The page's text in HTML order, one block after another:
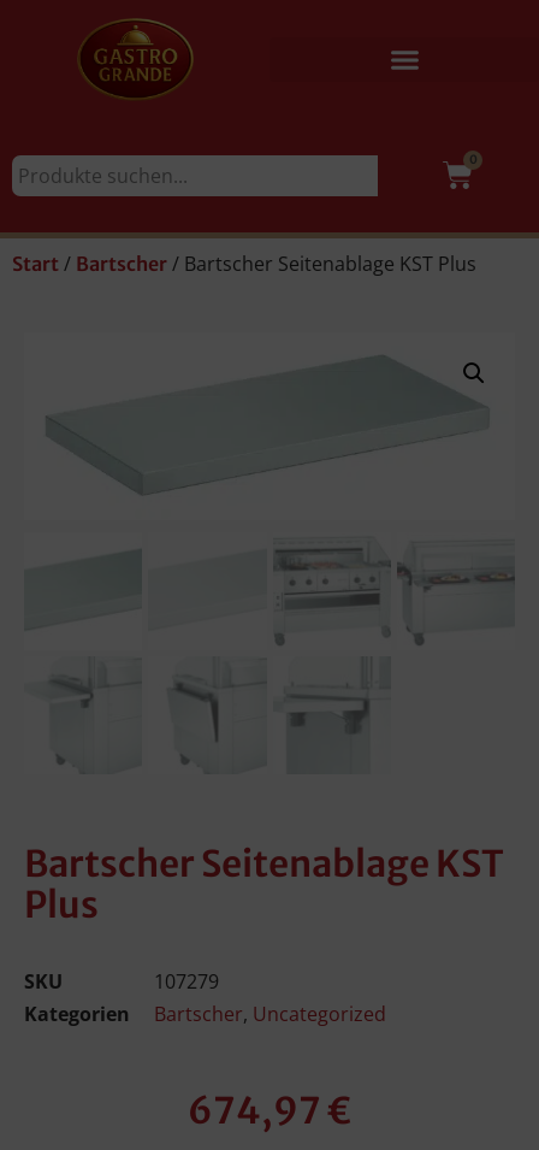
0
Start / Bartscher / Bartscher Seitenablage KST Plus
Bartscher Seitenablage KST
Plus
SKU
107279
Kategorien
Bartscher, Uncategorized
674,97€